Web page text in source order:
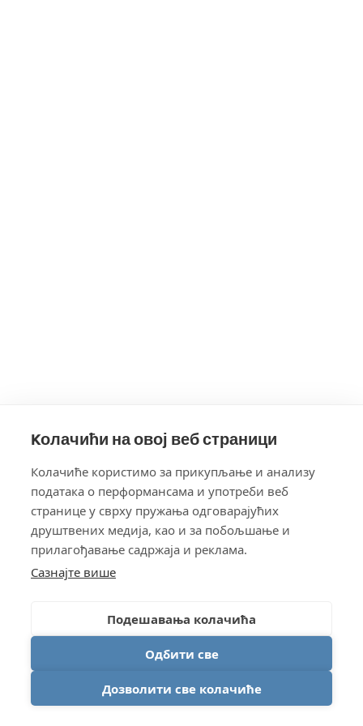
Kолачићи на овој веб страници
Колачиће користимо за прикупљање и анализу
података о перформансама и употреби веб
странице у сврху пружaња одговарајућих
друштвених медија, као и за побољшање и
прилагођавање садржаја и реклама.
Сазнајте више
Подешавања колачића
Одбити све
Дозволити све колачиће